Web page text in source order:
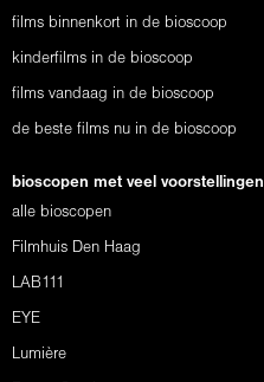
films binnenkort in de bioscoop
kinderfilms in de bioscoop
films vandaag in de bioscoop
de beste films nu in de bioscoop
bioscopen met veel voorstellingen
alle bioscopen
Filmhuis Den Haag
LAB111
EYE
Lumière